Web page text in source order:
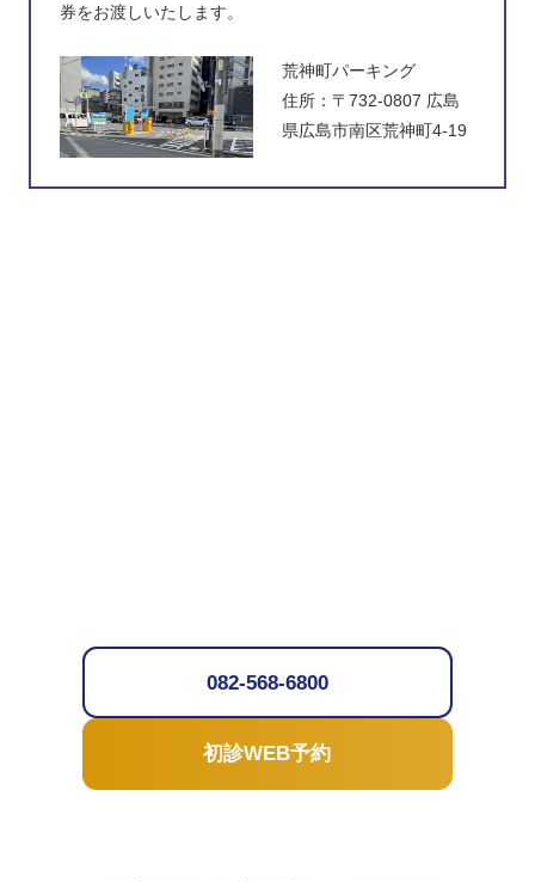
券をお渡しいたします。
荒神町パーキング
住所：〒732-0807 広島
県広島市南区荒神町4-19
082-568-6800
初診WEB予約